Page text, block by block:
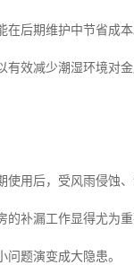
后期维护中节省成本
有效减少潮湿环境对
使用后，受风雨侵蚀
补漏工作显得尤为重
题演变成大隐患。